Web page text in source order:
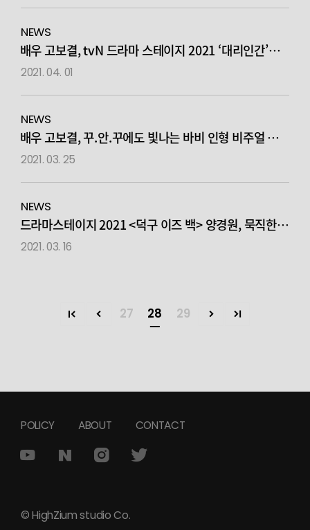
NEWS
배우 고보결, tvN 드라마 스테이지 2021 ‘대리인간’
주연 캐스팅
2021. 04. 01
NEWS
배우 고보결, 꾸.안.꾸에도 빛나는 바비 인형 비주얼 화보
공개!
2021. 03. 25
NEWS
드라마스테이지 2021 <덕구 이즈 백> 양경원, 묵직한
열연으로 믿보배다운 저력 입증
2021. 03. 16
27 28 29
POLICY ABOUT CONTACT
© HighZium studio Co.